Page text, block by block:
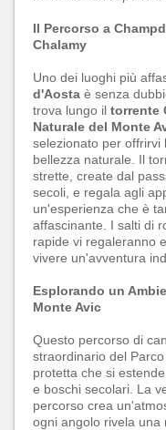
Il Percorso a
Chalamy
Uno dei luoghi più
d'Aosta è senza
trova lungo il torrente
Naturale del Monte
selezionato per offrirvi
bellezza naturale. Il
strette, create dal
secoli, e regala agli
un'esperienza che è
affascinante. I salti di
rapide vi regaleranno
vivere un'avventura
Esplorando un
Monte Avic
Questo percorso di
straordinario del
protetta che si
e boschi secolari. La
percorso crea
ogni angolo rivela una